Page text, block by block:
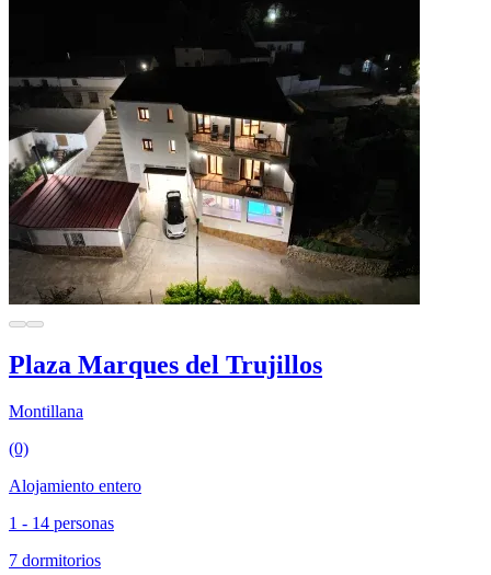
Plaza Marques del Trujillos
Montillana
(0)
Alojamiento entero
1 - 14 personas
7 dormitorios